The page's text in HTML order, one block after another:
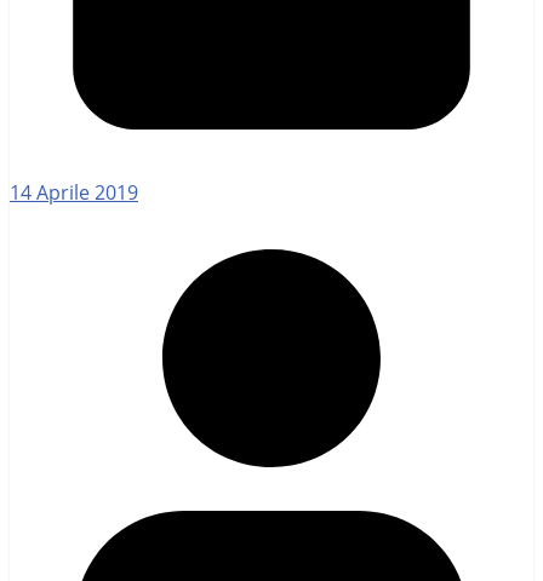
14 Aprile 2019